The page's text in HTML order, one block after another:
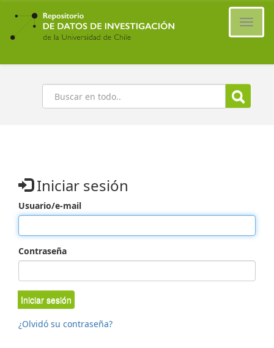
Ir
contenido
principal
Buscar
Iniciar sesión
Usuario/e-mail
Contraseña
Iniciar sesión
¿Olvidó su contraseña?